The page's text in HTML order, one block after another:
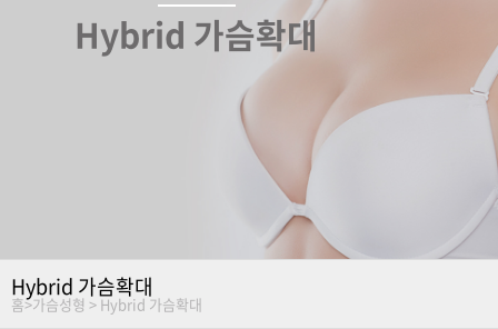
Hybrid 가슴확대
Hybrid 가슴확대
홈>가슴성형 >Hybrid 가슴확대